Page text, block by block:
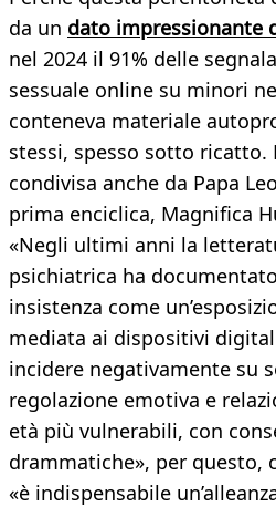
da un dato impressionante
nel 2024 il 91% delle
sessuale online su minori
conteneva materiale
stessi, spesso sotto ricatto.
condivisa anche da Papa
prima enciclica, Magnifica
«Negli ultimi anni la
psichiatrica ha
insistenza come
mediata ai dispositivi
incidere negativamente su
regolazione emotiva e
età più vulnerabili, con
drammatiche», per questo,
«è indispensabile